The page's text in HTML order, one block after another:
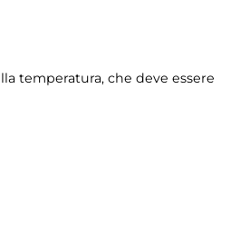
temperatura, che deve essere